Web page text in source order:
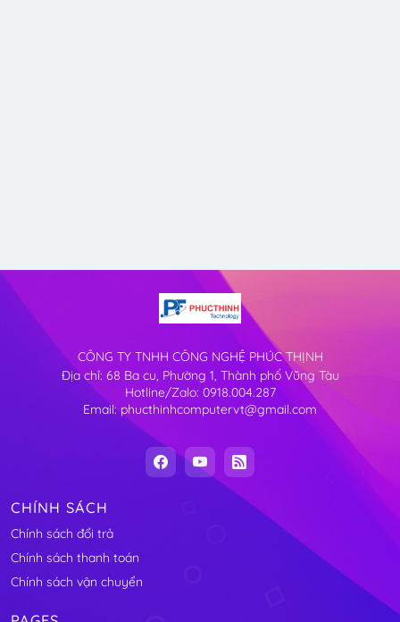
CÔNG TY TNHH CÔNG NGHỆ PHÚC THỊNH
Địa chỉ: 68 Ba cu, Phường 1, Thành phố Vũng Tàu
Hotline/Zalo: 0918.004.287
Email: phucthinhcomputervt@gmail.com
CHÍNH SÁCH
Chính sách đổi trả
Chính sách thanh toán
Chính sách vận chuyển